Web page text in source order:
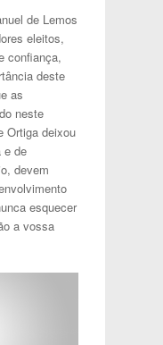
de Lemos
eleitos,
confiança,
deste
as
neste
Ortiga deixou
e de
devem
esquecer
a vossa